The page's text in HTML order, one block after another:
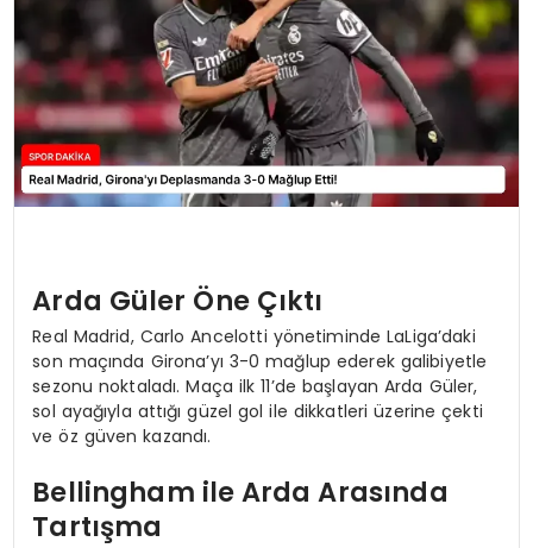
Arda Güler Öne Çıktı
Real Madrid, Carlo Ancelotti yönetiminde LaLiga’daki
son maçında Girona’yı 3-0 mağlup ederek galibiyetle
sezonu noktaladı. Maça ilk 11’de başlayan Arda Güler,
sol ayağıyla attığı güzel gol ile dikkatleri üzerine çekti
ve öz güven kazandı.
Bellingham ile Arda Arasında
Tartışma